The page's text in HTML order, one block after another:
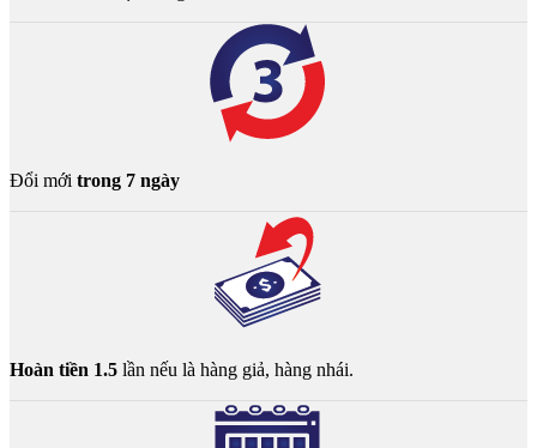
Đổi mới trong 7 ngày
Hoàn tiền 1.5 lần nếu là hàng giả, hàng nhái.